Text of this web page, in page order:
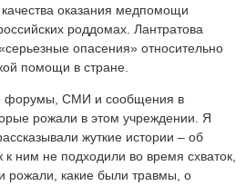
оказания медпомощи
роддомах. Лантратова
опасения» относительно
помощи в стране.
форумы, СМИ и сообщения в
рожали в этом учреждении. Я
жуткие истории – об
к ним не подходили во время схваток,
рожали, какие были травмы, о